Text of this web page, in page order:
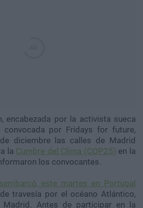
encabezada por la activista sueca
convocada por Fridays for future,
diciembre las calles de Madrid
la Cumbre del Clima (COP25) en la
los convocantes.
este martes en Portugal
travesía por el océano Atlántico,
Madrid. Antes de participar en la